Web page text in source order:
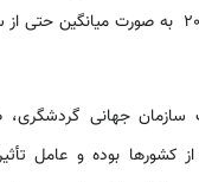
سالهای 1980 تا 2013 به صورت
سازمان جهانی
کشورها بوده و عامل